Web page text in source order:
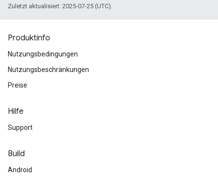
Zuletzt aktualisiert: 2025-07-25 (UTC).
Produktinfo
Nutzungsbedingungen
Nutzungsbeschränkungen
Preise
Hilfe
Support
Build
Android